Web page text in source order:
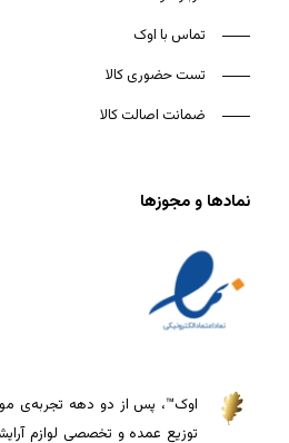
تماس با اوک
تست حضوری کالا
ضمانت اصالت کالا
نمادها و مجوزها
اوک™، پس از دو دهه تجربه‌ی
توزیع عمده و تخصصی لوازم